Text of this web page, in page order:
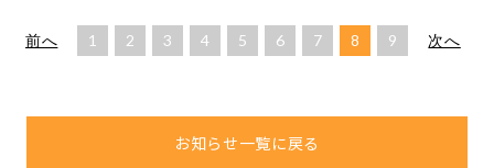
前へ 1 2 3 4 5 6 7 8 9 次へ
お知らせ一覧に戻る